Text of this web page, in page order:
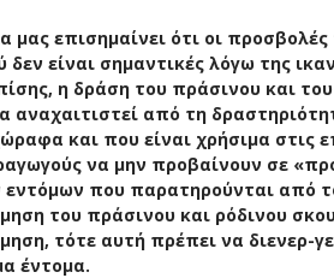
μας επισημαίνει ότι οι
δεν είναι σημαντικές λόγω της
η δράση του πράσινου και
αναχαιτιστεί από τη
και που είναι χρήσιμα στις
να μην προβαίνουν σε
που παρατηρούνται από
του πράσινου και ρόδινου
τότε αυτή πρέπει να διενερ-
έντομα.